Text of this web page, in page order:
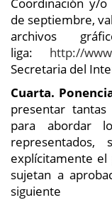
de septiembre,
archivos
liga: http://
Secretaria del
Cuarta.
presentar tantas
para abordar
explícitamente
sujetan a
siguiente